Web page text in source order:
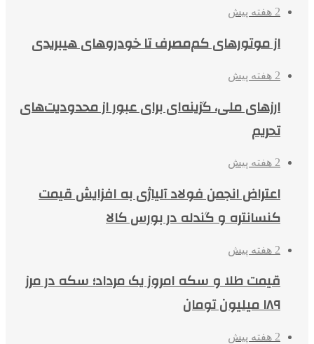
2 هفته پیش
از موتورهای کم‌مصرف تا خودروهای هیبریدی
2 هفته پیش
ارزهای ملی، گزینه‌ای برای عبور از محدودیت‌های
تحریم
2 هفته پیش
اعتراض انجمن فولاد آلیاژی به افزایش قیمت
کنسانتره و گندله در بورس کالا
2 هفته پیش
قیمت طلا و سکه امروز یک مرداد؛ سکه در مرز
۱۸۹ میلیون تومان
2 هفته پیش